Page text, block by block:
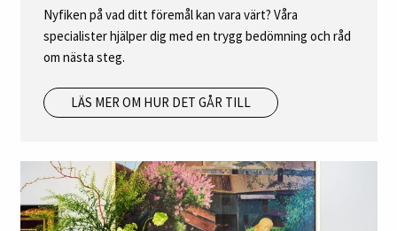
Nyfiken på vad ditt föremål kan vara värt? Våra
specialister hjälper dig med en trygg bedömning och råd
om nästa steg.
LÄS MER OM HUR DET GÅR TILL